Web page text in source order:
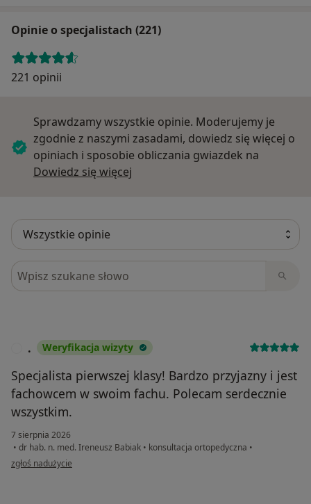
Opinie o specjalistach (221)
221 opinii
Sprawdzamy wszystkie opinie. Moderujemy je
zgodnie z naszymi zasadami, dowiedz się więcej o
opiniach i sposobie obliczania gwiazdek na
Dowiedz się więcej
Szukaj w opiniach
. Weryfikacja wizyty
Specjalista pierwszej klasy! Bardzo przyjazny i jest
fachowcem w swoim fachu. Polecam serdecznie
wszystkim.
7 sierpnia 2026
• dr hab. n. med. Ireneusz Babiak • konsultacja ortopedyczna •
w opinii użytkownika .
zgłoś nadużycie